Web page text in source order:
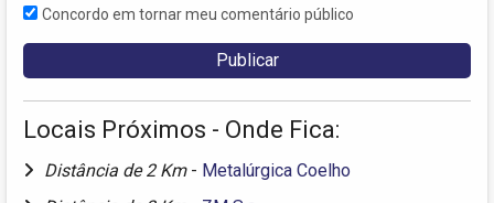
Concordo em tornar meu comentário público
Locais Próximos - Onde Fica:
Distância de 2 Km - Metalúrgica Coelho